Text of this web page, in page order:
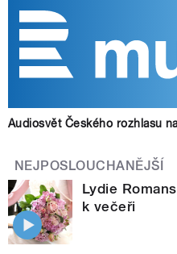
Audiosvět Českého rozhlasu
NEJPOSLOUCHANĚJŠÍ
Lydie
k večeři